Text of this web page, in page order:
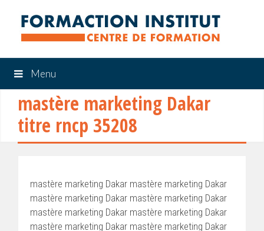
Menu
mastère marketing Dakar
titre rncp 35208
mastère marketing Dakar mastère marketing Dakar
mastère marketing Dakar mastère marketing Dakar
mastère marketing Dakar mastère marketing Dakar
mastère marketing Dakar mastère marketing Dakar